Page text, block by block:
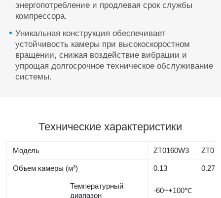
энергопотребление и продлевая срок службы
компрессора.
Уникальная конструкция обеспечивает
устойчивость камеры при высокоскоростном
вращении, снижая воздействие вибрации и
упрощая долгосрочное техническое обслуживание
системы.
Технические характеристики
Модель ZT0160W3
Объем камеры (м³) 0.13 0.27
Температурный
диапазон
-60~+100℃